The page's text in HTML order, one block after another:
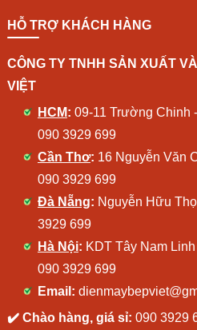
HỖ TRỢ KHÁCH HÀNG
CÔNG TY TNHH SẢN XUẤT
VIỆT
HCM: 09-11 Trường Chinh
090 3929 699
Cần Thơ: 16 Nguyễn Văn
090 3929 699
Đà Nẵng: Nguyễn Hữu
3929 699
Hà Nội: KDT Tây Nam
090 3929 699
Email:
✔️ Chào hàng, giá sỉ: 090 3929